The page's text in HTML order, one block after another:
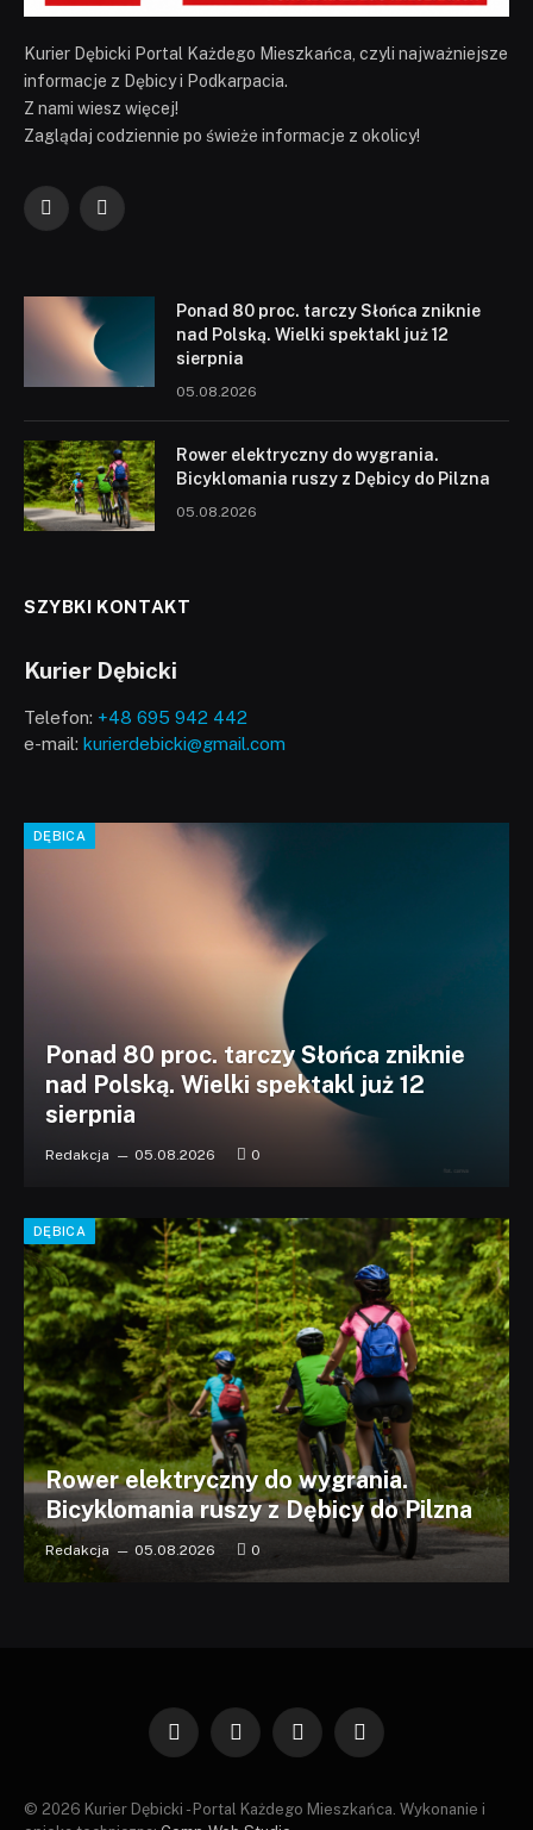
Kurier Dębicki Portal Każdego Mieszkańca, czyli najważniejsze
informacje z Dębicy i Podkarpacia.
Z nami wiesz więcej!
Zaglądaj codziennie po świeże informacje z okolicy!
FacebookYouTube
Ponad 80 proc. tarczy Słońca zniknie
nad Polską. Wielki spektakl już 12
sierpnia
05.08.2026
Rower elektryczny do wygrania.
Bicyklomania ruszy z Dębicy do Pilzna
05.08.2026
SZYBKI KONTAKT
Kurier Dębicki
Telefon: +48 695 942 442
e-mail: kurierdebicki@gmail.com
DĘBICA
Ponad 80 proc. tarczy Słońca zniknie
nad Polską. Wielki spektakl już 12
sierpnia
Redakcja 05.08.2026 0
DĘBICA
Rower elektryczny do wygrania.
Bicyklomania ruszy z Dębicy do Pilzna
Redakcja 05.08.2026 0
Facebook
X
InstagramPinterest
© 2026 Kurier Dębicki - Portal Każdego Mieszkańca. Wykonanie i